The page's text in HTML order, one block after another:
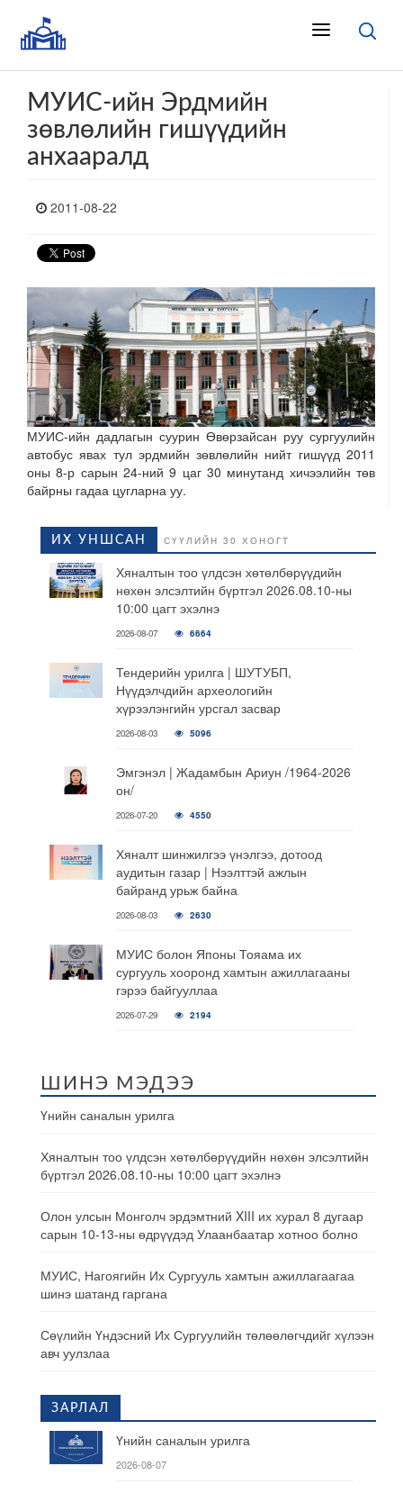
МУИС-ийн Эрдмийн
зөвлөлийн гишүүдийн
анхааралд
2011-08-22
МУИС-ийн дадлагын суурин Өвөрзайсан руу сургуулийн
автобус явах тул эрдмийн зөвлөлийн нийт гишүүд 2011
оны 8-р сарын 24-ний 9 цаг 30 минутанд хичээлийн төв
байрны гадаа цугларна уу.
ИХ УНШСАН СҮҮЛИЙН 30 ХОНОГТ
Хяналтын тоо үлдсэн хөтөлбөрүүдийн
нөхөн элсэлтийн бүртгэл 2026.08.10-ны
10:00 цагт эхэлнэ
2026-08-07 6664
Тендерийн урилга | ШУТУБП,
Нүүдэлчдийн археологийн
хүрээлэнгийн урсгал засвар
2026-08-03 5096
Эмгэнэл | Жадамбын Ариун /1964-2026
он/
2026-07-20 4550
Хяналт шинжилгээ үнэлгээ, дотоод
аудитын газар | Нээлттэй ажлын
байранд урьж байна
2026-08-03 2630
МУИС болон Японы Тояама их
сургууль хооронд хамтын ажиллагааны
гэрээ байгууллаа
2026-07-29 2194
ШИНЭ МЭДЭЭ
Үнийн саналын урилга
Хяналтын тоо үлдсэн хөтөлбөрүүдийн нөхөн элсэлтийн
бүртгэл 2026.08.10-ны 10:00 цагт эхэлнэ
Олон улсын Монголч эрдэмтний XIII их хурал 8 дугаар
сарын 10-13-ны өдрүүдэд Улаанбаатар хотноо болно
МУИС, Нагоягийн Их Сургууль хамтын ажиллагаагаа
шинэ шатанд гаргана
Сөүлийн Үндэсний Их Сургуулийн төлөөлөгчдийг хүлээн
авч уулзлаа
ЗАРЛАЛ
Үнийн саналын урилга
2026-08-07